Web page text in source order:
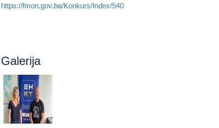
https://fmon.gov.ba/Konkurs/Index/540
Galerija